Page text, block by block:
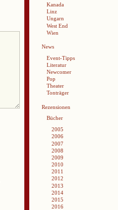
Kanada
Linz
Ungarn
West End
Wien
News
Event-Tipps
Literatur
Newcomer
Pop
Theater
Tonträger
Rezensionen
Bücher
2005
2006
2007
2008
2009
2010
2011
2012
2013
2014
2015
2016